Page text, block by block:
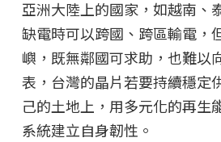
亞洲大陸上的國家，如越南、
缺電時可以跨國、跨區輸電，
嶼，既無鄰國可求助，也難以
表，台灣的晶片若要持續穩定
己的土地上，用多元化的再生
系統建立自身韌性。